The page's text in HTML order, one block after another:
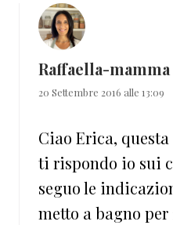
Raffaella-
20 Settembre 2016 alle 13:09
Ciao Erica,
ti rispondo io sui
seguo le
metto a bagno per